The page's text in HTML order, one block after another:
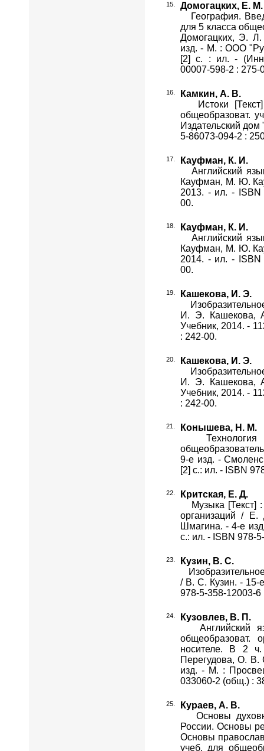
Домогацких, Е. М.
География.
для 5 класса
Домогацких, Э.
изд. - М. : ООО
[2] с. : ил. -
00007-598-2 : 275-
Камкин, А. В.
Истоки [Текст]
общеобразоват.
Издательский дом
5-86073-094-2 :
Кауфман, К. И.
Английский
Кауфман, М. Ю.
2013. - ил. - ISBN
00.
Кауфман, К. И.
Английский
Кауфман, М. Ю.
2014. - ил. - ISBN
00.
Кашекова, И. Э.
И. Э. Кашекова,
Учебник, 2014. -
: 242-00.
Кашекова, И. Э.
И. Э. Кашекова,
Учебник, 2014. -
: 242-00.
Конышева, Н. М.
Технология
9-е изд. -
[2] с.: ил. - ISBN
Критская, Е. Д.
Музыка [Текст] :
организаций /
Шмагина. - 4-е
с.: ил. - ISBN 978-
Кузин, В. С.
/ В. С. Кузин. - 15-
978-5-358-12003-6
Кузовлев, В. П.
Английский
общеобразоват.
носителе. В 2
Перегудова, О. В.
изд. - М. :
033060-2 (общ.) :
Кураев, А. В.
Основы
России. Основы
Основы
учеб. для